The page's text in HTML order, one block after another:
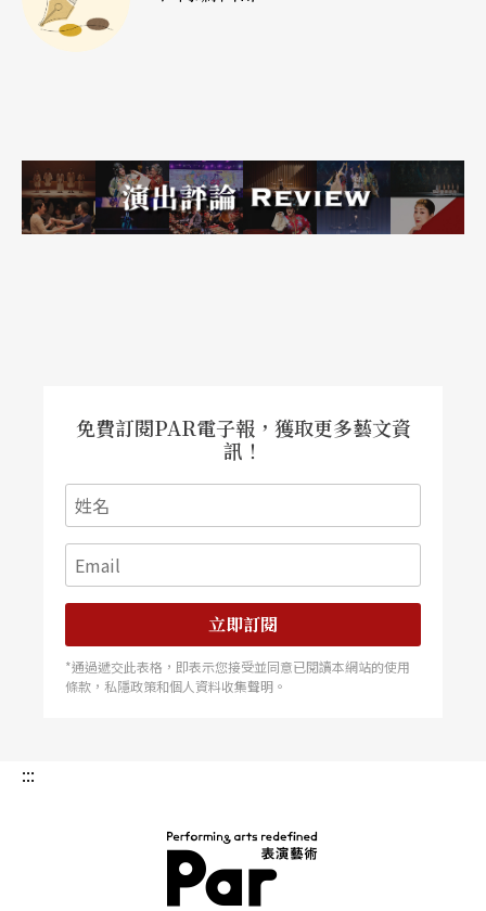
免費訂閱PAR電子報，獲取更多藝文資
訊！
立即訂閱
*通過遞交此表格，即表示您接受並同意已閱讀本網站的使用
條款，私隱政策和個人資料收集聲明。
:::